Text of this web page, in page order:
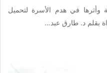
وأثرها في هدم الأسرة لتحميل